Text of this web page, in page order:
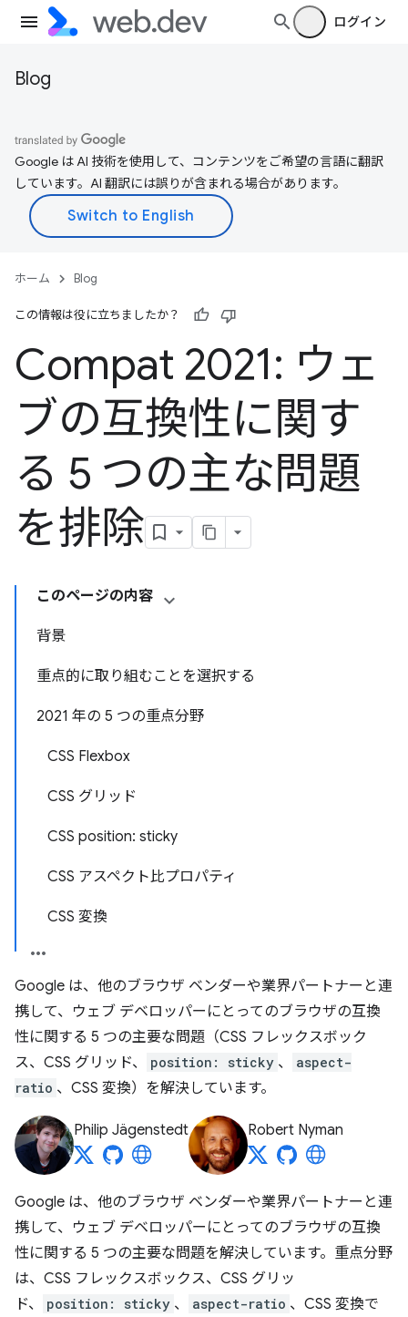
ログイン
Blog
Google は AI 技術を使用して、コンテンツをご希望の言語に翻訳
しています。AI 翻訳には誤りが含まれる場合があります。
ホーム Blog
この情報は役に立ちましたか？
Compat 2021: ウェ
ブの互換性に関す
る 5 つの主な問題
を排除
このページの内容
背景
重点的に取り組むことを選択する
2021 年の 5 つの重点分野
CSS Flexbox
CSS グリッド
CSS position: sticky
CSS アスペクト比プロパティ
CSS 変換
Google は、他のブラウザ ベンダーや業界パートナーと連
携して、ウェブ デベロッパーにとってのブラウザの互換
性に関する 5 つの主要な問題（CSS フレックスボック
ス、CSS グリッド、
position: sticky 、
aspect-
ratio 、CSS 変換）を解決しています。
Philip Jägenstedt Robert Nyman
Google は、他のブラウザ ベンダーや業界パートナーと連
携して、ウェブ デベロッパーにとってのブラウザの互換
性に関する 5 つの主要な問題を解決しています。重点分野
は、CSS フレックスボックス、CSS グリッ
ド、
position: sticky 、 aspect-ratio 、CSS 変換で